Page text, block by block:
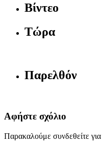
Βίντεο
Τώρα
Παρελθόν
Αφήστε σχόλιο
Παρακαλούμε συνδεθείτε